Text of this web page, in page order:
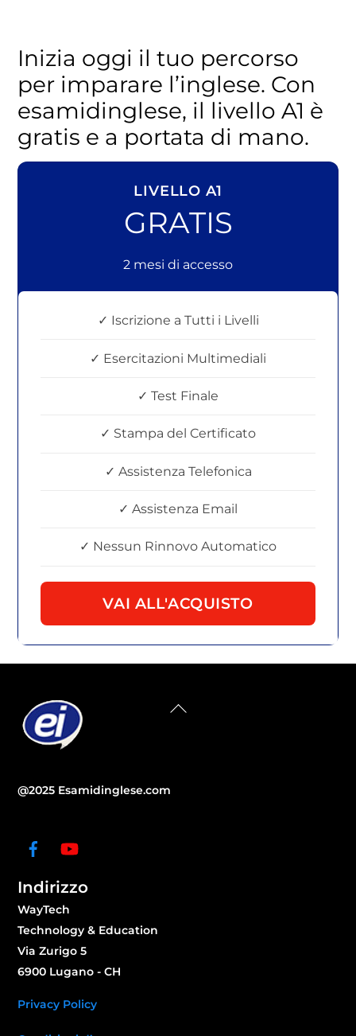
Inizia oggi il tuo percorso
per imparare l’inglese. Con
esamidinglese, il livello A1 è
gratis e a portata di mano.
LIVELLO A1
GRATIS
2 mesi di accesso
✓ Iscrizione a Tutti i Livelli
✓ Esercitazioni Multimediali
✓ Test Finale
✓ Stampa del Certificato
✓ Assistenza Telefonica
✓ Assistenza Email
✓ Nessun Rinnovo Automatico
VAI ALL'ACQUISTO
Back
@2025 Esamidinglese.com
Indirizzo
WayTech
Technology & Education
Via Zurigo 5
6900 Lugano - CH
Privacy Policy